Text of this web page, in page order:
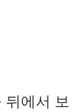
뒤에서 보